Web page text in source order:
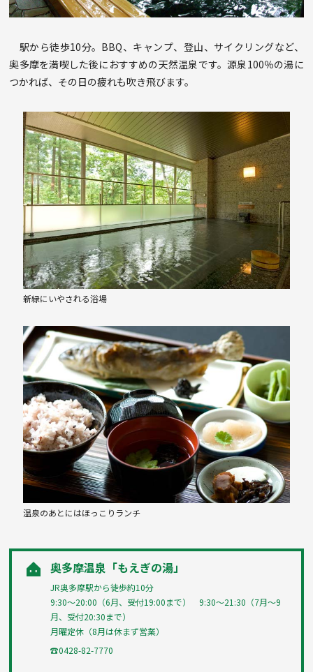
駅から徒歩10分。BBQ、キャンプ、登山、サイクリングなど、
奥多摩を満喫した後におすすめの天然温泉です。源泉100％の湯に
つかれば、その日の疲れも吹き飛びます。
新緑にいやされる浴場
温泉のあとにはほっこりランチ
奥多摩温泉「もえぎの湯」
JR奥多摩駅から徒歩約10分
9:30～20:00（6月、受付19:00まで） 9:30～21:30（7月～9
月、受付20:30まで）
月曜定休（8月は休まず営業）
☎0428-82-7770